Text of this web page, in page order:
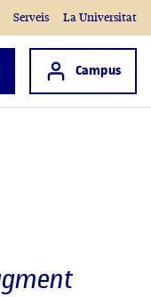
Serveis La Universitat
Accés a
Campus